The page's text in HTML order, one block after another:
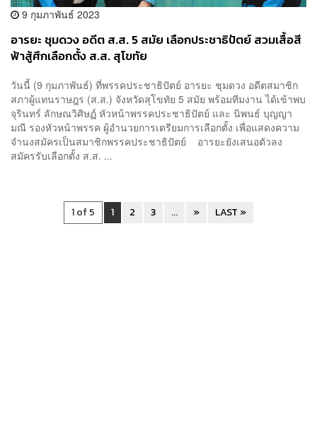
9 กุมภาพันธ์ 2023
อารยะ ชุมดวง อดีต ส.ส. 5 สมัย เลือกประชาธิปัตย์ สวมเสื้อสี
ฟ้าสู้ศึกเลือกตั้ง ส.ส. สุโขทัย
วันนี้ (9 กุมภาพันธ์) ที่พรรคประชาธิปัตย์ อารยะ ชุมดวง อดีตสมาชิก
สภาผู้แทนราษฎร (ส.ส.) จังหวัดสุโขทัย 5 สมัย พร้อมทีมงาน ได้เข้าพบ
จุรินทร์ ลักษณวิศิษฏ์ หัวหน้าพรรคประชาธิปัตย์ และ นิพนธ์ บุญญา
มณี รองหัวหน้าพรรค ผู้อำนวยการเตรียมการเลือกตั้ง เพื่อแสดงความ
จำนงสมัครเป็นสมาชิกพรรคประชาธิปัตย์ อารยะยังเสนอตัวลง
สมัครรับเลือกตั้ง ส.ส. ...
1 of 5 1 2 3 ... » LAST »